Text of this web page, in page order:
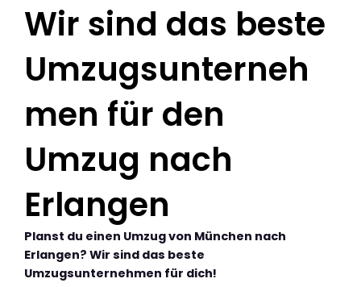
Wir sind das beste
Umzugsunterneh
men für den
Umzug nach
Erlangen
Planst du einen Umzug von München nach
Erlangen? Wir sind das beste
Umzugsunternehmen für dich!